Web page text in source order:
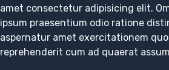
amet consectetur adipisicing elit.
ipsum praesentium odio ratione
aspernatur amet exercitationem
reprehenderit cum ad quaerat